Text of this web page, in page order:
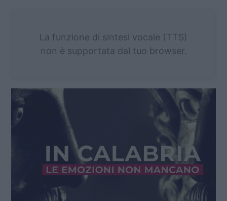
La funzione di sintesi vocale (TTS)
non è supportata dal tuo browser.